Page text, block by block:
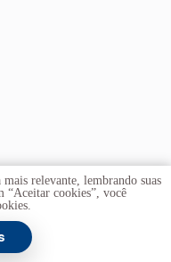
. Todos os direitos
relevante, lembrando suas
“Aceitar cookies”, você